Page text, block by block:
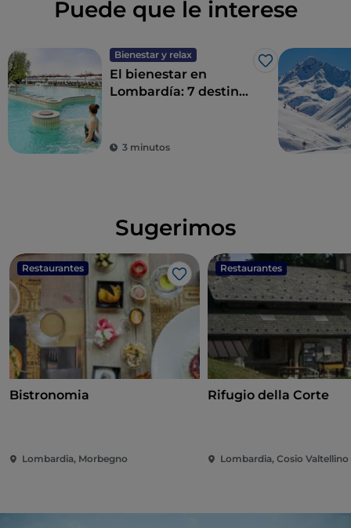
Puede que le interese
Bienestar y relax
Me gusta
El bienestar en
Lombardía: 7 destinos
3 minutos
Sugerimos
Restaurantes
Me gusta
Bistronomia
Lombardia, Morbegno
Restaurantes
Rifugio della Corte
Lombardia, Cosio Valtellino